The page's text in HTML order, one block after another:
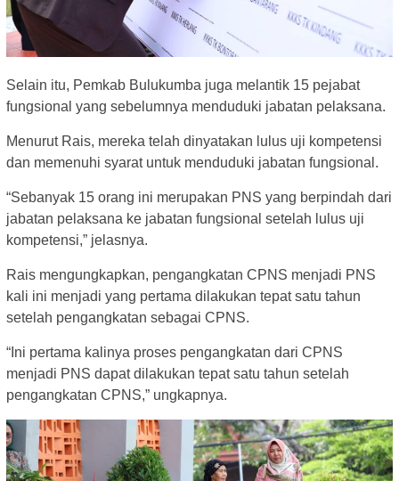
Selain itu, Pemkab Bulukumba juga melantik 15 pejabat
fungsional yang sebelumnya menduduki jabatan pelaksana.
Menurut Rais, mereka telah dinyatakan lulus uji kompetensi
dan memenuhi syarat untuk menduduki jabatan fungsional.
“Sebanyak 15 orang ini merupakan PNS yang berpindah dari
jabatan pelaksana ke jabatan fungsional setelah lulus uji
kompetensi,” jelasnya.
Rais mengungkapkan, pengangkatan CPNS menjadi PNS
kali ini menjadi yang pertama dilakukan tepat satu tahun
setelah pengangkatan sebagai CPNS.
“Ini pertama kalinya proses pengangkatan dari CPNS
menjadi PNS dapat dilakukan tepat satu tahun setelah
pengangkatan CPNS,” ungkapnya.